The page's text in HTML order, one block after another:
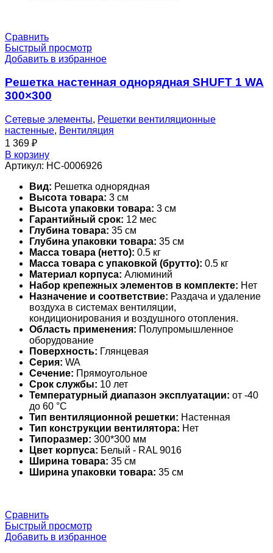
Сравнить
Быстрый просмотр
Добавить в избранное
Решетка настенная однорядная SHUFT 1 WA
300×300
Сетевые элементы, Решетки вентиляционные
настенные, Вентиляция
1 369 ₽
В корзину
Артикул: НС-0006926
Вид: Решетка однорядная
Высота товара: 3 см
Высота упаковки товара: 3 см
Гарантийный срок: 12 мес
Глубина товара: 35 см
Глубина упаковки товара: 35 см
Масса товара (нетто): 0.5 кг
Масса товара с упаковкой (брутто): 0.5 кг
Материал корпуса: Алюминий
Набор крепежных элементов в комплекте: Нет
Назначение и соответствие: Раздача и удаление
воздуха в системах вентиляции,
кондиционирования и воздушного отопления.
Область применения: Полупромышленное
оборудование
Поверхность: Глянцевая
Серия: WA
Сечение: Прямоугольное
Срок службы: 10 лет
Температурный диапазон эксплуатации: от -40
до 60 °С
Тип вентиляционной решетки: Настенная
Тип конструкции вентилятора: Нет
Типоразмер: 300*300 мм
Цвет корпуса: Белый - RAL 9016
Ширина товара: 35 см
Ширина упаковки товара: 35 см
Сравнить
Быстрый просмотр
Добавить в избранное